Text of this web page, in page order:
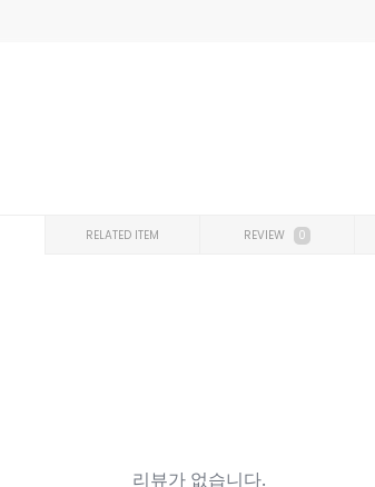
RELATED ITEM REVIEW 0